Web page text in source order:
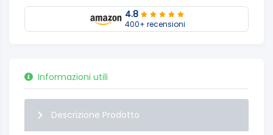
4.8
400+ recensioni
Informazioni utili
Descrizione Prodotto